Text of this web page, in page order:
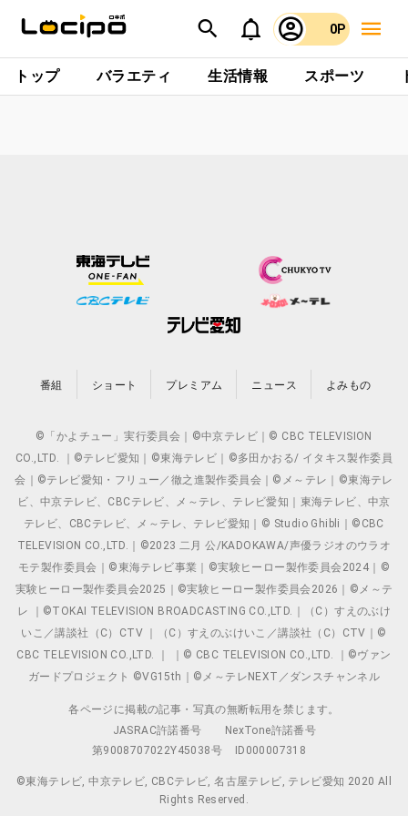
0P
トップ バラエティ 生活情報 スポーツ
番組 ショート プレミアム ニュース よみもの
©「かよチュー」実行委員会｜©中京テレビ｜© CBC TELEVISION
CO.,LTD. ｜©テレビ愛知｜©東海テレビ｜©多田かおる/ イタキス製作委員
会｜©テレビ愛知・フリュー／徹之進製作委員会｜©メ～テレ｜©東海テレ
ビ、中京テレビ、CBCテレビ、メ～テレ、テレビ愛知｜東海テレビ、中京
テレビ、CBCテレビ、メ～テレ、テレビ愛知｜© Studio Ghibli｜©CBC
TELEVISION CO.,LTD.｜©2023 二月 公/KADOKAWA/声優ラジオのウラオ
モテ製作委員会｜©東海テレビ事業｜©実験ヒーロー製作委員会2024｜©
実験ヒーロー製作委員会2025｜©実験ヒーロー製作委員会2026｜©メ～テ
レ ｜©TOKAI TELEVISION BROADCASTING CO.,LTD.｜（C）すえのぶけ
いこ／講談社（C）CTV ｜（C）すえのぶけいこ／講談社（C）CTV｜©
CBC TELEVISION CO.,LTD. ｜ ｜© CBC TELEVISION CO.,LTD. ｜©ヴァン
ガードプロジェクト ©VG15th｜©メ～テレNEXT／ダンスチャンネル
各ページに掲載の記事・写真の無断転用を禁じます。
JASRAC許諾番号
NexTone許諾番号
第9008707022Y45038号
ID000007318
©東海テレビ, 中京テレビ, CBCテレビ, 名古屋テレビ, テレビ愛知 2020 All
Rights Reserved.